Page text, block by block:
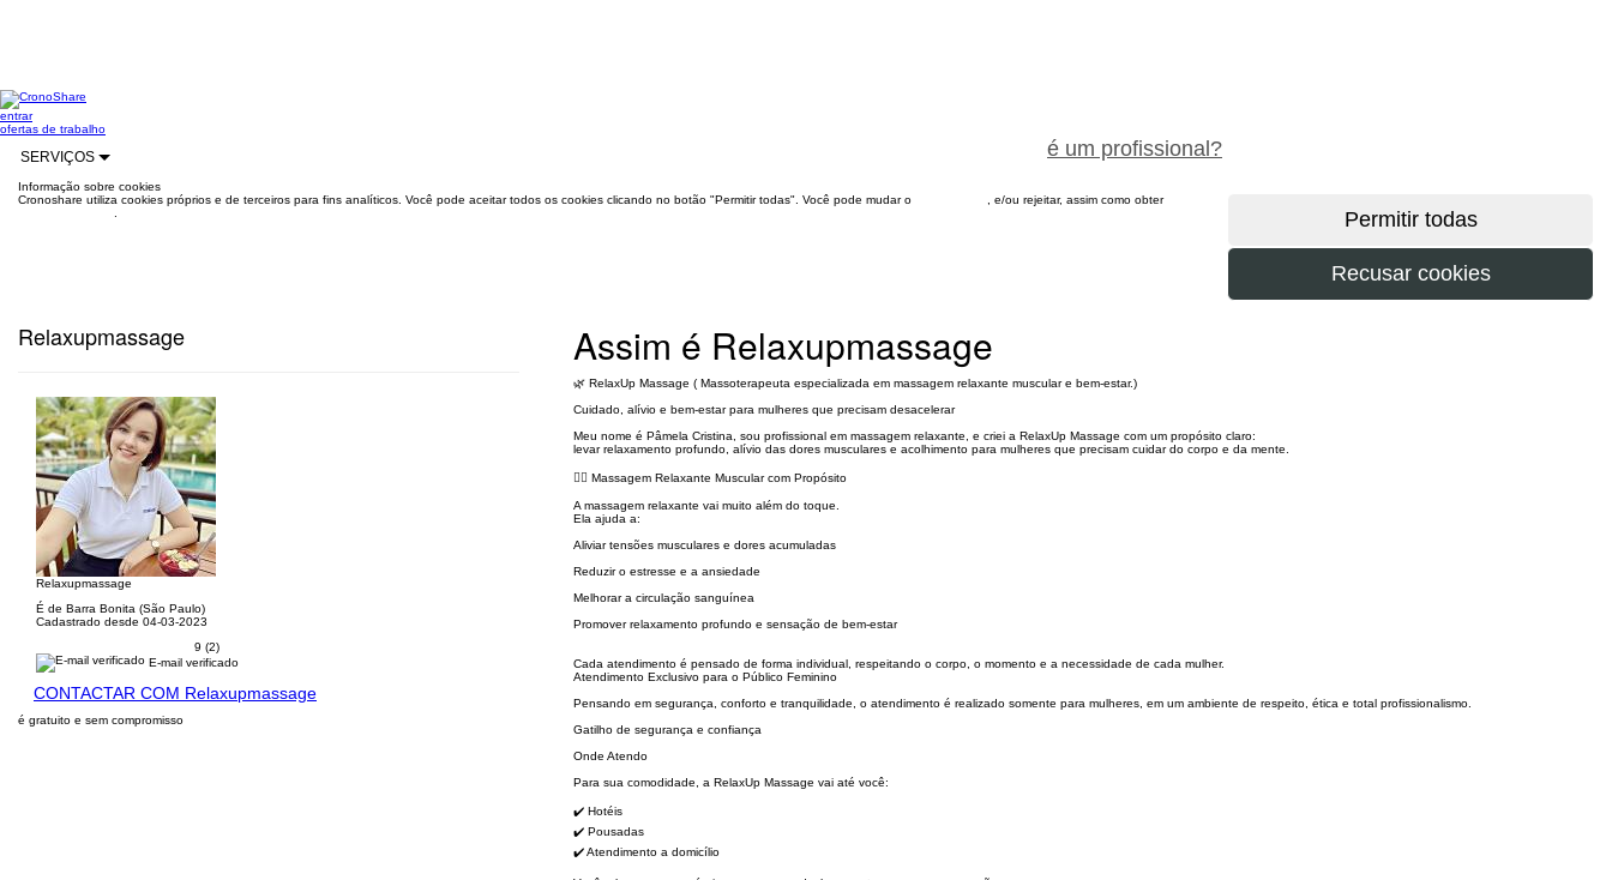
entrar
é um profissional?
ofertas de trabalho
SERVIÇOS
Informação sobre cookies
Cronoshare utiliza cookies próprios e de terceiros para fins analíticos. Você pode aceitar todos os cookies clicando no botão "Permitir todas". Você pode mudar o
, e/ou rejeitar, assim como obter
Relaxupmassage
Relaxupmassage
É de Barra Bonita (São Paulo)
Cadastrado desde 04-03-2023
9 (2)
E-mail verificado
CONTACTAR COM Relaxupmassage
é gratuito e sem compromisso
Assim é Relaxupmassage
🌿 RelaxUp Massage ( Massoterapeuta especializada em massagem relaxante muscular e bem-estar.)
Cuidado, alívio e bem-estar para mulheres que precisam desacelerar
Meu nome é Pâmela Cristina, sou profissional em massagem relaxante, e criei a RelaxUp Massage com um propósito claro:
levar relaxamento profundo, alívio das dores musculares e acolhimento para mulheres que precisam cuidar do corpo e da mente.
💆‍♀️ Massagem Relaxante Muscular com Propósito
A massagem relaxante vai muito além do toque.
Ela ajuda a:
Aliviar tensões musculares e dores acumuladas
Reduzir o estresse e a ansiedade
Melhorar a circulação sanguínea
Promover relaxamento profundo e sensação de bem-estar
Cada atendimento é pensado de forma individual, respeitando o corpo, o momento e a necessidade de cada mulher.
Atendimento Exclusivo para o Público Feminino
Pensando em segurança, conforto e tranquilidade, o atendimento é realizado somente para mulheres, em um ambiente de respeito, ética e total profissionalismo.
Gatilho de segurança e confiança
Onde Atendo
Para sua comodidade, a RelaxUp Massage vai até você:
✔️ Hotéis
✔️ Pousadas
✔️ Atendimento a domicílio